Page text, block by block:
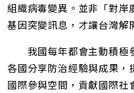
組織病毒變異。並非「對
基因突變訊息，才讓台灣解
我國每年都會主動積極
各國分享防治經驗與成果，
國際參與空間，貢獻國際